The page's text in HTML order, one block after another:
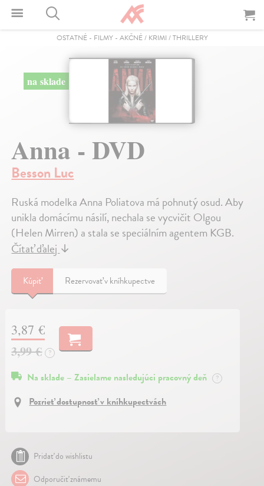
OSTATNÉ- FILMY- AKČNÉ / KRIMI / THRILLERY
na sklade
Anna - DVD
Besson Luc
Ruská modelka Anna Poliatova má pohnutý osud. Aby
unikla domácímu násilí, nechala se vycvičit Olgou
(Helen Mirren) a stala se speciálním agentem KGB.
Čítať ďalej↓
Kúpiť Rezervovať v kníhkupectve
3,87 €
3,99 €
?
Na sklade – Zasielame nasledujúci pracovný deň ?
Pozrieť dostupnosť v kníhkupectvách
Pridať do wishlistu
Odporučiť známemu